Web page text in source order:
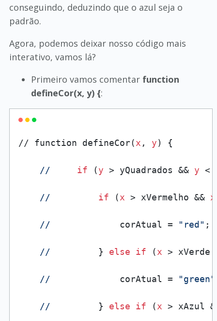
conseguindo, deduzindo que o azul seja o
padrão.
Agora, podemos deixar nosso código mais
interativo, vamos lá?
Primeiro vamos comentar function
defineCor(x, y) {:
// function defineCor(x , y) {
// if (y > yQuadrados && y <
// if (x > xVermelho && x
//
             corAtual =
"red" ;
//
         }
else if (x > xVerde
//
             corAtual =
"green"
//
         }
else if (x > xAzul